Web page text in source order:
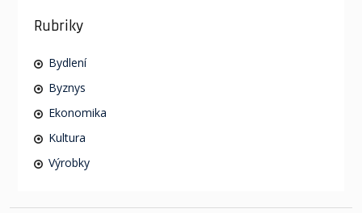
Rubriky
Bydlení
Byznys
Ekonomika
Kultura
Výrobky